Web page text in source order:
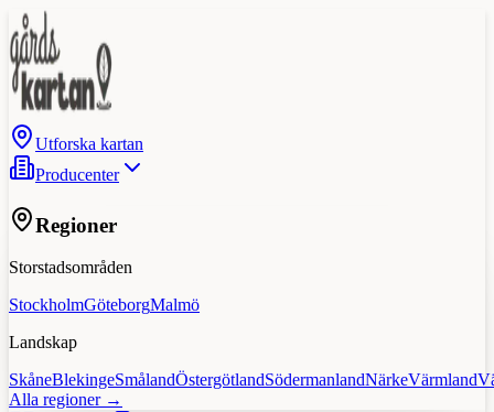
Utforska kartan
Producenter
Regioner
Storstadsområden
StockholmGöteborgMalmö
Landskap
SkåneBlekingeSmålandÖstergötlandSödermanlandNärkeVärmland
Alla regioner →